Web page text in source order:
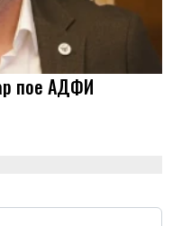
пое АДФИ